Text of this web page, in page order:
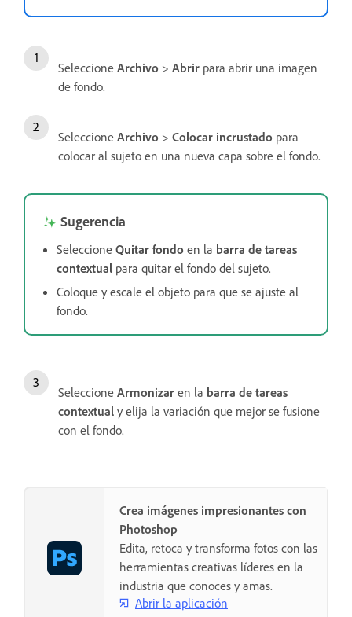
Seleccione Archivo > Abrir para abrir una imagen
de fondo.
Seleccione Archivo > Colocar incrustado para
colocar al sujeto en una nueva capa sobre el fondo.
Sugerencia
Seleccione Quitar fondo en la barra de tareas
contextual para quitar el fondo del sujeto.
Coloque y escale el objeto para que se ajuste al
fondo.
Seleccione Armonizar en la barra de tareas
contextual y elija la variación que mejor se fusione
con el fondo.
Crea imágenes impresionantes con
Photoshop
Edita, retoca y transforma fotos con las
herramientas creativas líderes en la
industria que conoces y amas.
Abrir la aplicación